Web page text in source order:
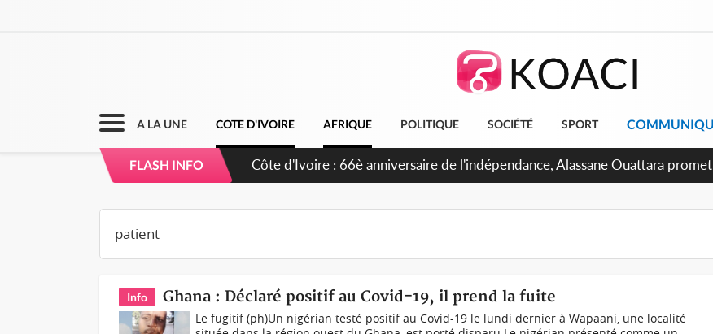
A LA UNE COTE D'IVOIRE AFRIQUE POLITIQUE SOCIÉTÉ SPORT
FLASH INFO
Côte d'Ivoire : 66è anniversaire de l'indépendance, Alassane Ouattara
Info Ghana : Déclaré positif au Covid-19, il prend la fuite
Le fugitif (ph)Un nigérian testé positif au Covid-19 le lundi dernier à Wapaani, une localité